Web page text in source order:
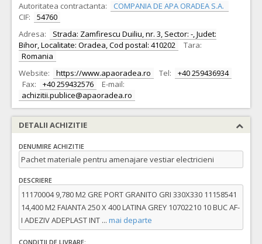
Autoritatea contractanta:
COMPANIA DE APA ORADEA S.A.
CIF:
54760
Adresa:
Strada: Zamfirescu Duiliu, nr. 3, Sector: -, Judet:
Bihor, Localitate: Oradea, Cod postal: 410202
Tara:
Romania
Website:
https://www.apaoradea.ro Tel:
+40 259436934
Fax:
+40 259432576
E-mail:
achizitii.publice@apaoradea.ro
DETALII ACHIZITIE
DENUMIRE ACHIZITIE
Pachet materiale pentru amenajare vestiar electricieni
DESCRIERE
11170004 9,780 M2 GRE PORT GRANITO GRI 330X330 11158541
14,400 M2 FAIANTA 250 X 400 LATINA GREY 10702210 10 BUC AF-
I ADEZIV ADEPLAST INT ... mai departe
CONDITII DE LIVRARE: